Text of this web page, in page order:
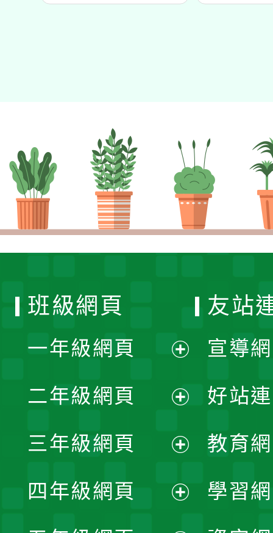
班級網頁
一年級網頁
開
選
單
二年級網頁
開
選
三年級網頁
開
四年級網頁
友站
宣導
好站
教育
學習